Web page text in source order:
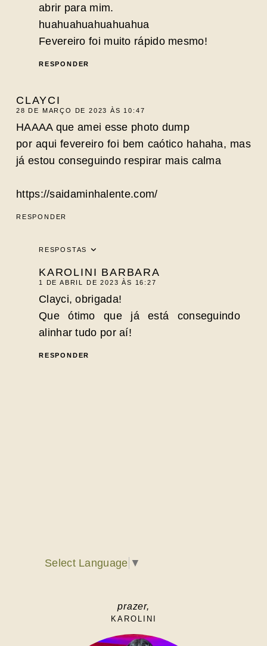
abrir para mim.
huahuahuahuahuahua
Fevereiro foi muito rápido mesmo!
RESPONDER
CLAYCI
28 DE MARÇO DE 2023 ÀS 10:47
HAAAA que amei esse photo dump
por aqui fevereiro foi bem caótico hahaha, mas
já estou conseguindo respirar mais calma
https://saidaminhalente.com/
RESPONDER
RESPOSTAS
KAROLINI BARBARA
1 DE ABRIL DE 2023 ÀS 16:27
Clayci, obrigada!
Que ótimo que já está conseguindo
alinhar tudo por aí!
RESPONDER
Select Language ▼
prazer,
KAROLINI